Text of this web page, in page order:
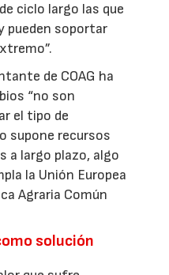
ciclo largo las que
pueden soportar
de COAG ha
“no son
el tipo de
supone recursos
a largo plazo, algo
la Unión Europea
Agraria Común
solución